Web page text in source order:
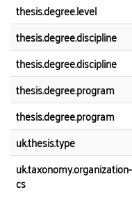
thesis.degree.level
thesis.degree.discipline
thesis.degree.discipline
thesis.degree.program
thesis.degree.program
uk.thesis.type
uk.taxonomy.organization-
cs